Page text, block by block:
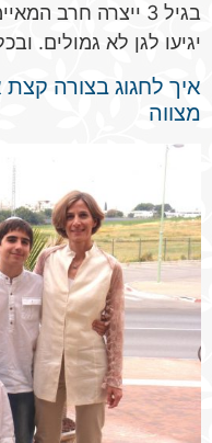
בגיל 3 ייצרה חרב
יגיעו לגן לא גמולים.
איך לחגוג בצורה
מצווה